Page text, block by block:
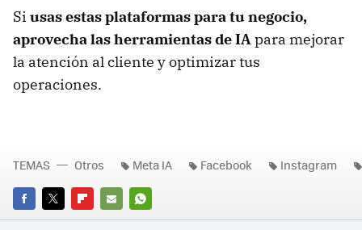
Si usas estas plataformas para tu negocio,
aprovecha las herramientas de IApara mejorar
la atención al cliente y optimizar tus
operaciones.
FACEBOOK
TWITTERFLIPBOARD
E-
WHATSAPP
TEMAS Otros Meta IA Facebook Instagram